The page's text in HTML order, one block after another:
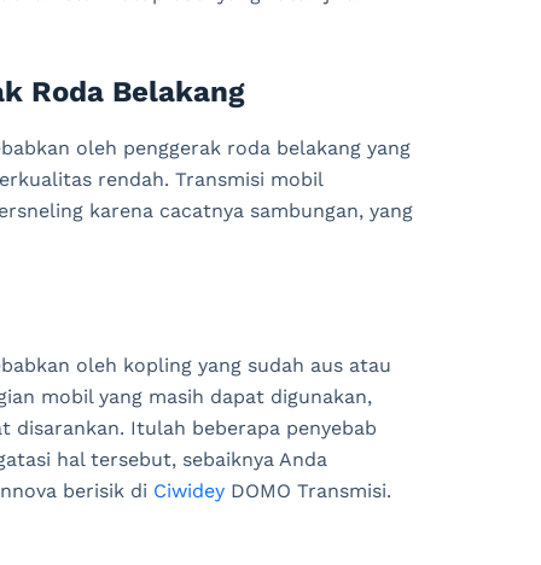
Roda Belakang
oleh penggerak roda belakang yang
rendah. Transmisi mobil
karena cacatnya sambungan, yang
oleh kopling yang sudah aus atau
mobil yang masih dapat digunakan,
Itulah beberapa penyebab
hal tersebut, sebaiknya Anda
berisik di Ciwidey DOMO Transmisi.